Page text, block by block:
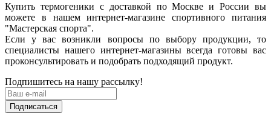
Купить термогеники с доставкой по Москве и России вы
можете в нашем интернет-магазине спортивного питания
"Мастерская спорта".
Если у вас возникли вопросы по выбору продукции, то
специалисты нашего интернет-магазины всегда готовы вас
проконсультировать и подобрать подходящий продукт.
Подпишитесь на нашу рассылку!
Подписаться